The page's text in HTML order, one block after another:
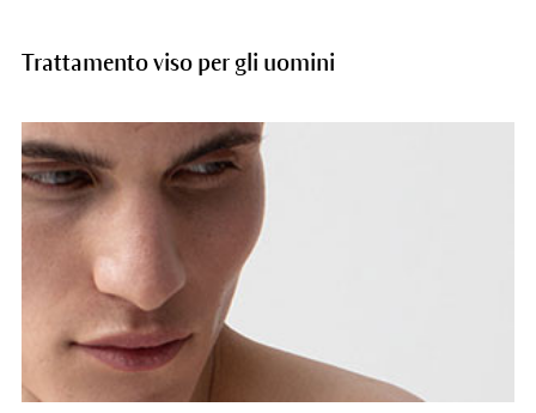
Trattamento viso per gli uomini